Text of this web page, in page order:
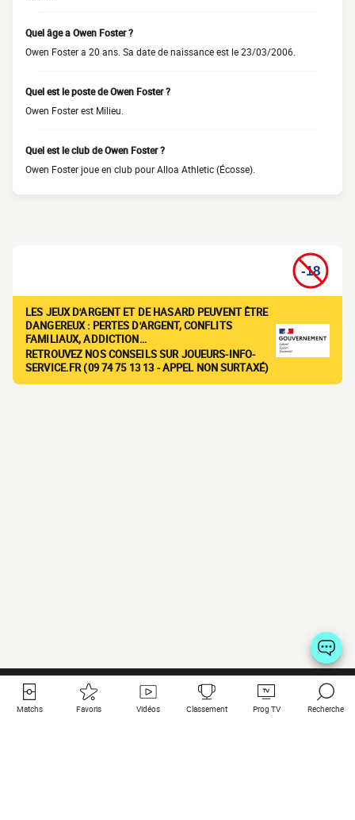
Quel âge a Owen Foster ?
Owen Foster a 20 ans. Sa date de naissance est le 23/03/2006.
Quel est le poste de Owen Foster ?
Owen Foster est Milieu.
Quel est le club de Owen Foster ?
Owen Foster joue en club pour Alloa Athletic (Écosse).
LES JEUX D'ARGENT ET DE HASARD PEUVENT ÊTRE
DANGEREUX : PERTES D'ARGENT, CONFLITS
FAMILIAUX, ADDICTION…
RETROUVEZ NOS CONSEILS SUR JOUEURS-INFO-
SERVICE.FR (09 74 75 13 13 - APPEL NON SURTAXÉ)
Matchs Favoris Vidéos Classement Prog TV Recherche